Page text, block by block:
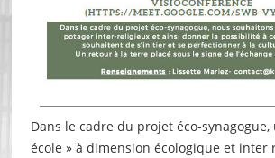
Dans le cadre du projet éco-
école » à dimension écologique et inter